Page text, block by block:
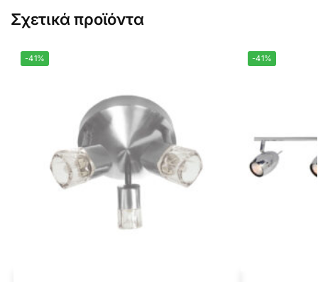
Σχετικά προϊόντα
-41% -41%